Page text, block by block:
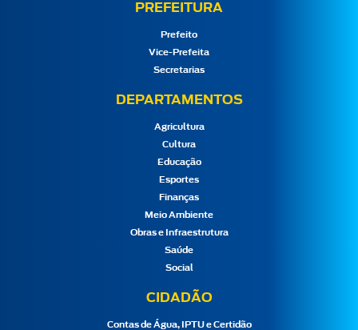
PREFEITURA
Prefeito
Vice-Prefeita
Secretarias
DEPARTAMENTOS
Agricultura
Cultura
Educação
Esportes
Finanças
Meio Ambiente
Obras e Infraestrutura
Saúde
Social
CIDADÃO
Contas de Água, IPTU e Certidão